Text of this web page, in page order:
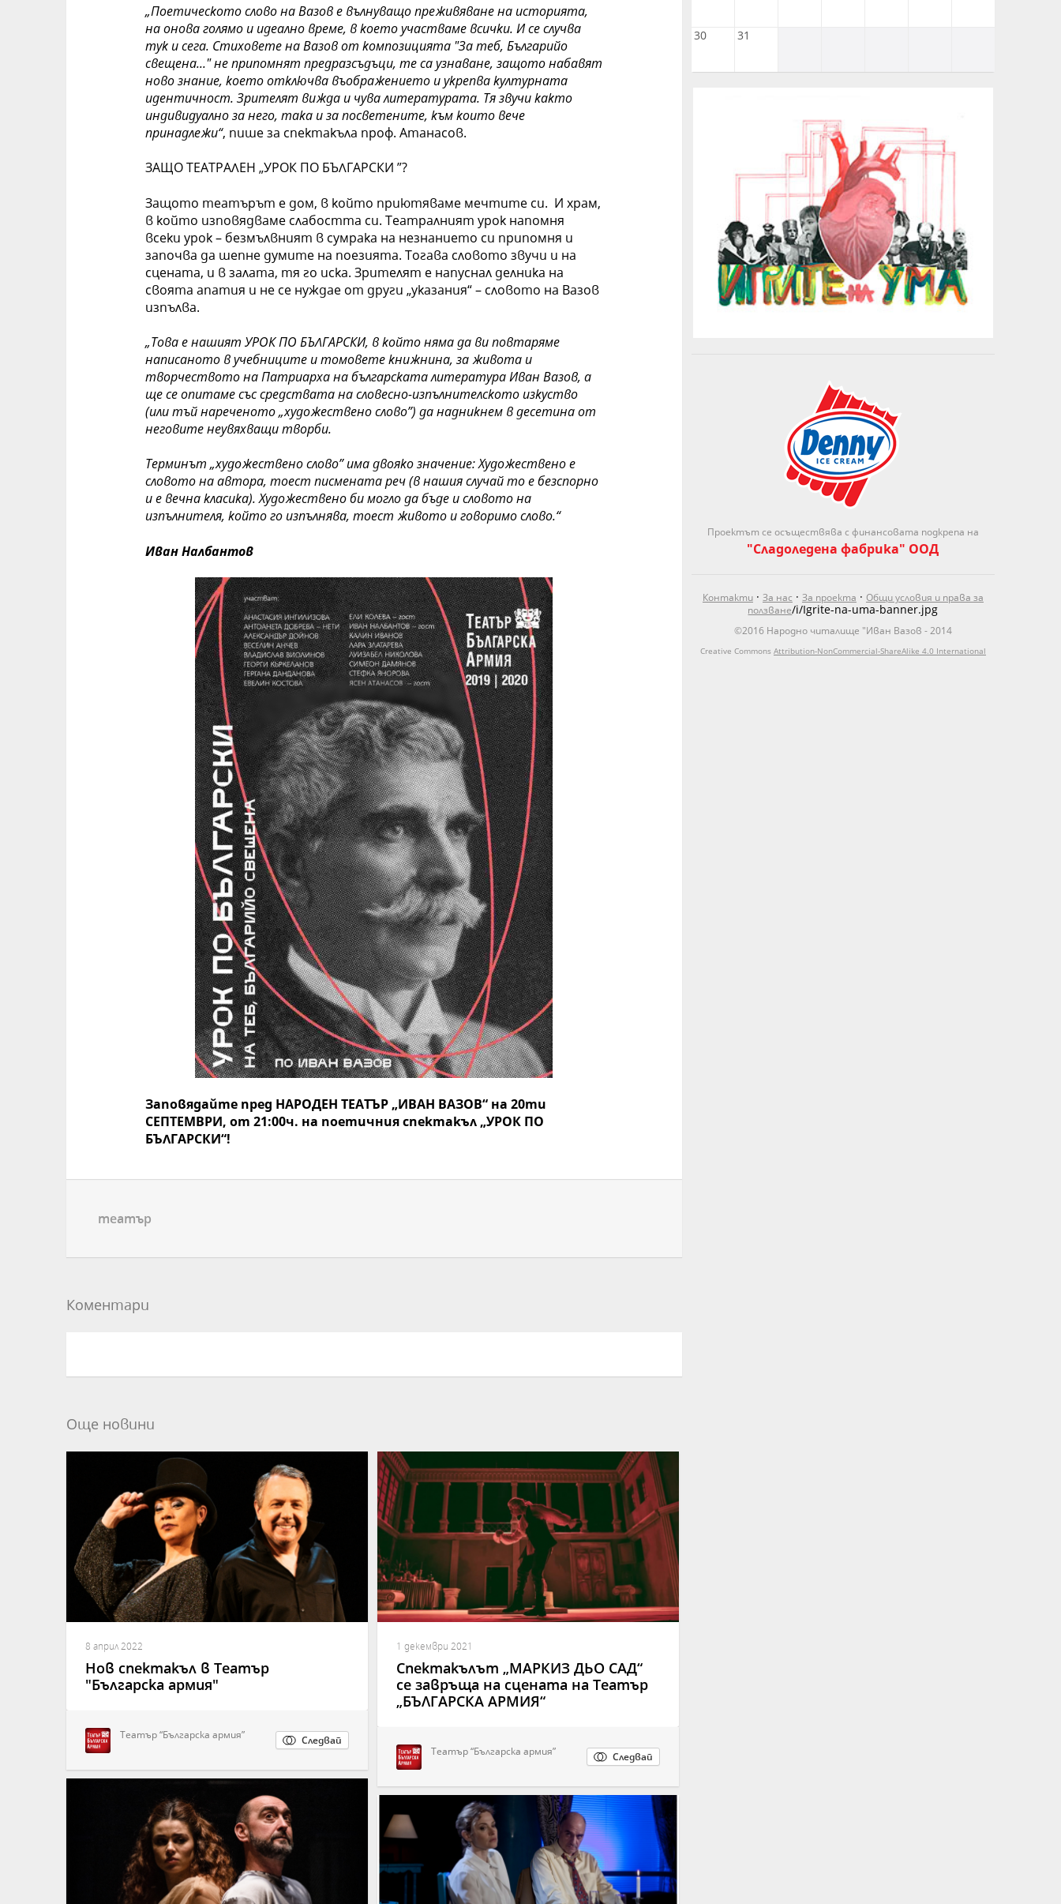
„Поетическото слово на Вазов е вълнуващо преживяване на историята,
на онова голямо и идеално време, в което участваме всички. И се случва
тук и сега. Стиховете на Вазов от композицията "За теб, Българийо
свещена..." не припомнят предразсъдъци, те са узнаване, защото набавят
ново знание, което отключва въображението и укрепва културната
идентичност. Зрителят вижда и чува литературата. Тя звучи както
индивидуално за него, така и за посветените, към които вече
принадлежи“, пише за спектакъла проф. Атанасов.
ЗАЩО ТЕАТРАЛЕН „УРОК ПО БЪЛГАРСКИ ”?
Защото театърът е дом, в който приютяваме мечтите си. И храм,
в който изповядваме слабостта си. Театралният урок напомня
всеки урок – безмълвният в сумрака на незнанието си припомня и
започва да шепне думите на поезията. Тогава словото звучи и на
сцената, и в залата, тя го иска. Зрителят е напуснал делника на
своята апатия и не се нуждае от други „указания“ – словото на Вазов
изпълва.
„Това е нашият УРОК ПО БЪЛГАРСКИ, в който няма да ви повтаряме
написаното в учебниците и томовете книжнина, за живота и
творчеството на Патриарха на българската литература Иван Вазов, а
ще се опитаме със средствата на словесно-изпълнителското изкуство
(или тъй нареченото „художествено слово”) да надникнем в десетина от
неговите неувяхващи творби.
Терминът „художествено слово” има двояко значение: Художествено е
словото на автора, тоест писмената реч (в нашия случай то е безспорно
и е вечна класика). Художествено би могло да бъде и словото на
изпълнителя, който го изпълнява, тоест живото и говоримо слово.“
Иван Налбантов
Заповядайте пред НАРОДЕН ТЕАТЪР „ИВАН ВАЗОВ“ на 20ти
СЕПТЕМВРИ, от 21:00ч. на поетичния спектакъл „УРОК ПО
БЪЛГАРСКИ“!
театър
Коментари
Още новини
8 април 2022
Нов спектакъл в Театър
"Българска армия"
Следвай
Театър “Българска армия”
1 декември 2021
Спектакълът „МАРКИЗ ДЬО САД“
се завръща на сцената на Театър
„БЪЛГАРСКА АРМИЯ“
Следвай
Театър “Българска армия”
30 31
Проектът се осъществява с финансовата подкрепа на
"Сладоледена фабрика" ООД
Контакти· За нас · За проекта · Общи условия и права за
ползване/i/Igrite-na-uma-banner.jpg
©2016 Народно читалище "Иван Вазов - 2014
Creative Commons Attribution-NonCommercial-ShareAlike 4.0 International